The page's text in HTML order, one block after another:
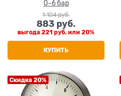
0-6 бар
1 104 руб.
883 руб.
выгода 221 руб. или 20%
КУПИТЬ
Скидка 20%